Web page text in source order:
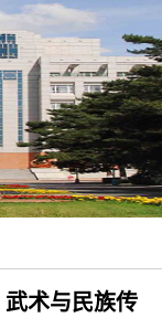
术与民族传